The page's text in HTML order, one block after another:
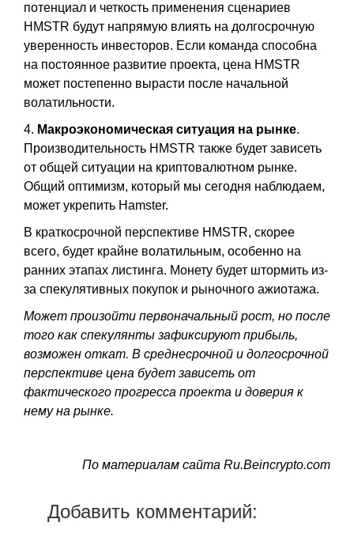
потенциал и четкость применения сценариев
HMSTR будут напрямую влиять на долгосрочную
уверенность инвесторов. Если команда способна
на постоянное развитие проекта, цена HMSTR
может постепенно вырасти после начальной
волатильности.
4. Макроэкономическая ситуация на рынке.
Производительность HMSTR также будет зависеть
от общей ситуации на криптовалютном рынке.
Общий оптимизм, который мы сегодня наблюдаем,
может укрепить Hamster.
В краткосрочной перспективе HMSTR, скорее
всего, будет крайне волатильным, особенно на
ранних этапах листинга. Монету будет штормить из-
за спекулятивных покупок и рыночного ажиотажа.
Может произойти первоначальный рост, но после
того как спекулянты зафиксируют прибыль,
возможен откат. В среднесрочной и долгосрочной
перспективе цена будет зависеть от
фактического прогресса проекта и доверия к
нему на рынке.
По материалам сайта Ru.Beincrypto.com
Добавить комментарий: